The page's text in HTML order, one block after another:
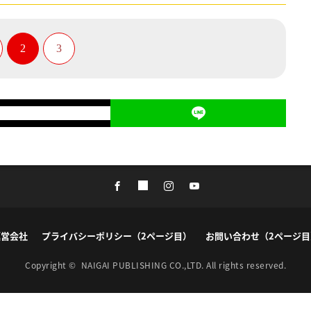
2 3
会社 プライバシーポリシー（2ページ目） お問い合わせ（2ページ
Copyright © NAIGAI PUBLISHING CO.,LTD. All rights reserved.